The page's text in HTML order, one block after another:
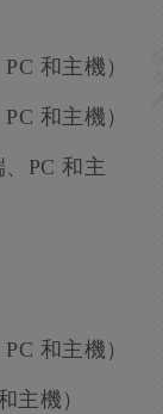
和主機）
和主機）
PC 和主
和主機）
主機）